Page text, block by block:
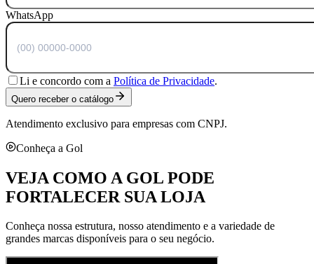
WhatsApp
Li e concordo com a Política de Privacidade.
Quero receber o catálogo
Atendimento exclusivo para empresas com CNPJ.
Conheça a Gol
VEJA COMO A GOL PODE
FORTALECER SUA LOJA
Conheça nossa estrutura, nosso atendimento e a variedade de
grandes marcas disponíveis para o seu negócio.